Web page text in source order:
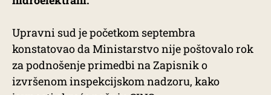
Upravni sud je početkom septembra
konstatovao da Ministarstvo nije poštovalo rok
za podnošenje primedbi na Zapisnik o
izvršenom inspekcijskom nadzoru, kako